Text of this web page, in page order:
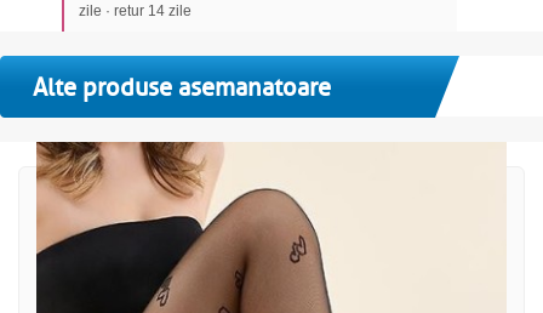
zile · retur 14 zile
Alte produse asemanatoare